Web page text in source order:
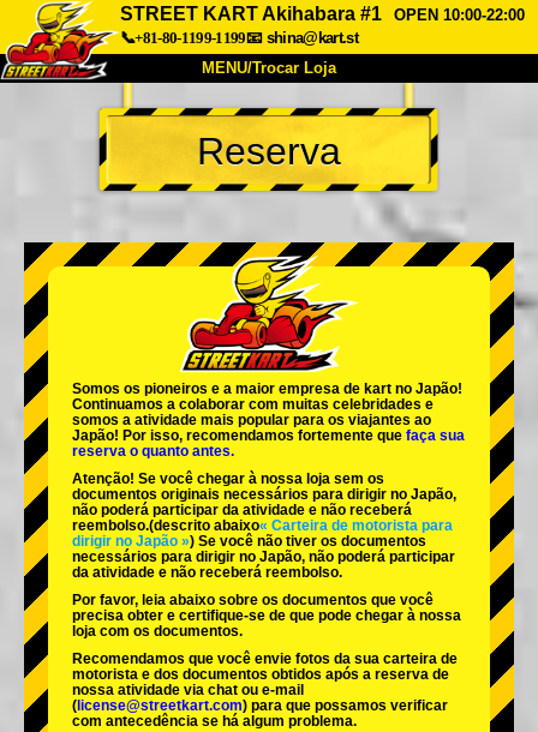
STREET KART Akihabara #1
OPEN 10:00-22:00
📞+81-80-1199-1199📧 shina@kart.st
MENU/Trocar Loja
INÍCIO
Sobre Especificações Preços
Empresa Reserva
Trocar Loja
Tokyo Shinagawa Tokyo Akihabara#1
Tokyo Akihabara#2
Tokyo Shibuya Annex Tokyo Bay
Tokyo Asakusa Osaka
Okinawa
Reserva
Somos os pioneiros e a maior empresa de kart no Japão!
Continuamos a colaborar com muitas celebridades e
somos a atividade mais popular para os viajantes ao
Japão! Por isso, recomendamos fortemente que faça sua
reserva o quanto antes.
Atenção! Se você chegar à nossa loja sem os
documentos originais necessários para dirigir no Japão,
não poderá participar da atividade e não receberá
reembolso.(descrito abaixo« Carteira de motorista para
dirigir no Japão ») Se você não tiver os documentos
necessários para dirigir no Japão, não poderá participar
da atividade e não receberá reembolso.
Por favor, leia abaixo sobre os documentos que você
precisa obter e certifique-se de que pode chegar à nossa
loja com os documentos.
Recomendamos que você envie fotos da sua carteira de
motorista e dos documentos obtidos após a reserva de
nossa atividade via chat ou e-mail
( license@streetkart.com) para que possamos verificar
com antecedência se há algum problema.